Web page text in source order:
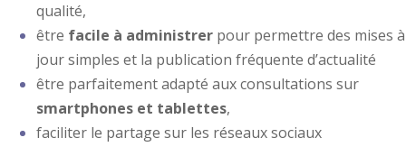
qualité,
être facile à administrer pour permettre des mises à
jour simples et la publication fréquente d’actualité
être parfaitement adapté aux consultations sur
smartphones et tablettes,
faciliter le partage sur les réseaux sociaux